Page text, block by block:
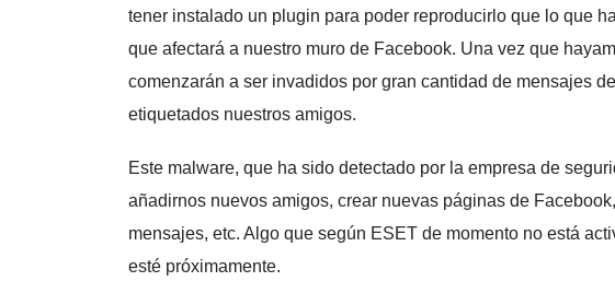
tener instalado un plugin para poder reproducirlo que lo que
que afectará a nuestro muro de Facebook. Una vez que
comenzarán a ser invadidos por gran cantidad de mensajes
etiquetados nuestros amigos.
Este malware, que ha sido detectado por la empresa de
añadirnos nuevos amigos, crear nuevas páginas de
mensajes, etc. Algo que según ESET de momento no está
esté próximamente.